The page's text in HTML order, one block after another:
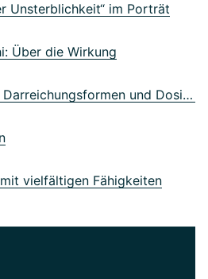
Unsterblichkeit“ im Porträt
Über die Wirkung
03 Reishi einnehmen: Darreichungsformen und Dosierung
vielfältigen Fähigkeiten